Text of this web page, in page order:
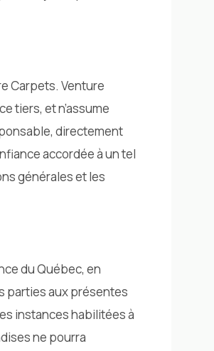
Carpets. Venture
tiers, et n’assume
directement
accordée à un tel
générales et les
du Québec, en
parties aux présentes
instances habilitées à
ne pourra